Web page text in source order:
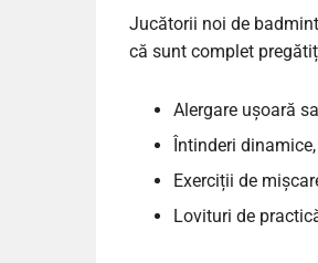
Jucătorii noi de
că sunt complet
Alergare ușoară
Întinderi
Exerciții de
Lovituri de